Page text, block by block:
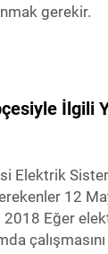
gerekir.
İlgili
Elektrik
12
2018 Eğer